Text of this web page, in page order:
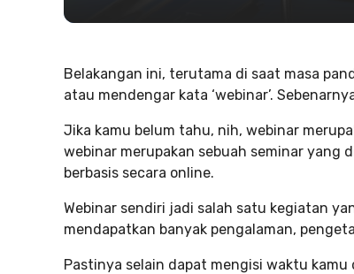
Belakangan ini, terutama di saat masa
atau mendengar kata ‘webinar’.
Jika kamu belum tahu, nih, webinar
webinar merupakan sebuah seminar yang
berbasis secara online.
Webinar sendiri jadi salah satu kegiatan
mendapatkan banyak pengalaman,
Pastinya selain dapat mengisi waktu